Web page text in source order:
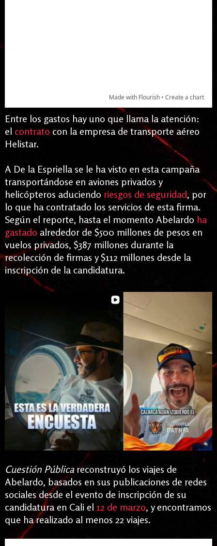
Entre los gastos hay uno que llama la atención:
el contrato con la empresa de transporte aéreo
Helistar.
A De la Espriella se le ha visto en esta campaña
transportándose en aviones privados y
helicópteros aduciendo riesgos de seguridad, por
lo que ha contratado los servicios de esta firma.
Según el reporte, hasta el momento Abelardo ha
gastado alrededor de $500 millones de pesos en
vuelos privados, $387 millones durante la
recolección de firmas y $112 millones desde la
inscripción de la candidatura.
Cuestión Pública reconstruyó los viajes de
Abelardo, basados en sus publicaciones de redes
sociales desde el evento de inscripción de su
candidatura en Cali el 12 de marzo, y encontramos
que ha realizado al menos 22 viajes.